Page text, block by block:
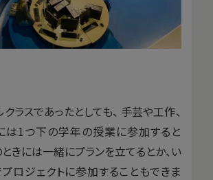
クラスであったとしても、 手芸や工作、
は1つ下の学年の授業に参加すると
ときには一緒にプランを立てるとか、い
ロジェクトに参加することもできま